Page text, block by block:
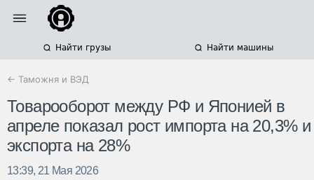
Найти грузы Найти машины
← Таможня и ВЭД
Товарооборот между РФ и Японией в
апреле показал рост импорта на 20,3% и
экспорта на 28%
13:39, 21 Мая 2026